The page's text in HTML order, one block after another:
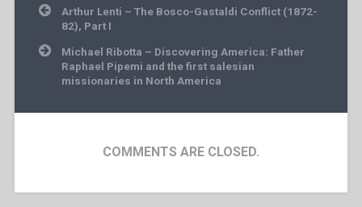
Post
navigation
Arthur Lenti – The Bosco-Gastaldi Conflict (1872-
82), Part I
Michael Ribotta – Discovering America: Father
Raphael Pipemi and the first salesian
missionaries in North America
COMMENTS ARE CLOSED.